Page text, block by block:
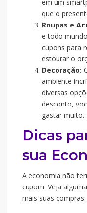
em um
que o
Roupas e
e todo
cupons para
estourar o
Decoração:
ambiente
diversas
desconto,
gastar muito.
Dicas
sua
A economia não
cupom. Veja
mais suas compras: